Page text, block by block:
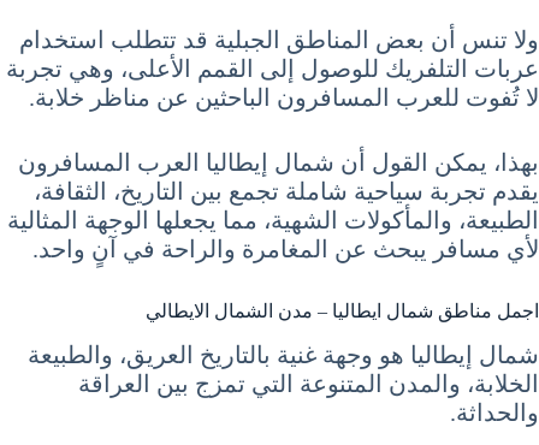
ولا تنس أن بعض المناطق الجبلية قد تتطلب استخدام
عربات التلفريك للوصول إلى القمم الأعلى، وهي تجربة
لا تُفوت للعرب المسافرون الباحثين عن مناظر خلابة.
بهذا، يمكن القول أن شمال إيطاليا العرب المسافرون
يقدم تجربة سياحية شاملة تجمع بين التاريخ، الثقافة،
الطبيعة، والمأكولات الشهية، مما يجعلها الوجهة المثالية
لأي مسافر يبحث عن المغامرة والراحة في آنٍ واحد.
اجمل مناطق شمال ايطاليا – مدن الشمال الايطالي
شمال إيطاليا هو وجهة غنية بالتاريخ العريق، والطبيعة
الخلابة، والمدن المتنوعة التي تمزج بين العراقة
والحداثة.